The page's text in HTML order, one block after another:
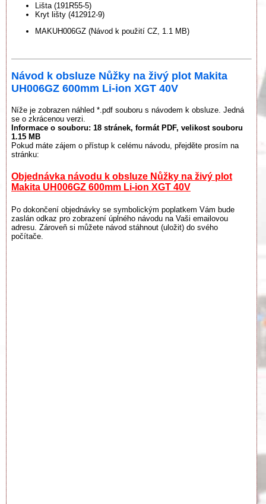
Lišta (191R55-5)
Kryt lišty (412912-9)
MAKUH006GZ (Návod k použití CZ, 1.1 MB)
Návod k obsluze Nůžky na živý plot Makita
UH006GZ 600mm Li-ion XGT 40V
Níže je zobrazen náhled *.pdf souboru s návodem k obsluze. Jedná
se o zkrácenou verzi.
Informace o souboru: 18 stránek, formát PDF, velikost souboru
1.15 MB
Pokud máte zájem o přístup k celému návodu, přejděte prosím na
stránku:
Objednávka návodu k obsluze Nůžky na živý plot
Makita UH006GZ 600mm Li-ion XGT 40V
Po dokončení objednávky se symbolickým poplatkem Vám bude
zaslán odkaz pro zobrazení úplného návodu na Vaši emailovou
adresu. Zároveň si můžete návod stáhnout (uložit) do svého
počítače.